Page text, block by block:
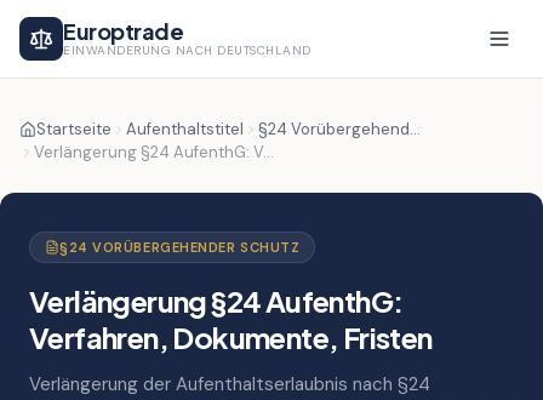
Europtrade
EINWANDERUNG NACH DEUTSCHLAND
Startseite Aufenthaltstitel
§24 Vorübergehender Schutz
Verlängerung §24 AufenthG: Verfahren, Dokumente, Fristen
§24 VORÜBERGEHENDER SCHUTZ
Verlängerung §24 AufenthG:
Verfahren, Dokumente, Fristen
Verlängerung der Aufenthaltserlaubnis nach §24